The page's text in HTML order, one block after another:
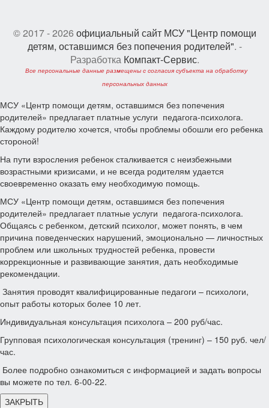
© 2017 - 2026 официальный сайт МСУ "Центр помощи
детям, оставшимся без попечения родителей". -
Разработка Компакт-Сервис.
Все персональные данные размещены с согласия субъекта на обработку
персональных данных
МСУ «Центр помощи детям, оставшимся без попечения
родителей» предлагает платные услуги педагога-психолога.
Каждому родителю хочется, чтобы проблемы обошли его ребенка
стороной!
На пути взросления ребенок сталкивается с неизбежными
возрастными кризисами, и не всегда родителям удается
своевременно оказать ему необходимую помощь.
МСУ «Центр помощи детям, оставшимся без попечения
родителей» предлагает платные услуги педагога-психолога.
Общаясь с ребенком, детский психолог, может понять, в чем
причина поведенческих нарушений, эмоционально — личностных
проблем или школьных трудностей ребенка, провести
коррекционные и развивающие занятия, дать необходимые
рекомендации.
Занятия проводят квалифицированные педагоги – психологи,
опыт работы которых более 10 лет.
Индивидуальная консультация психолога – 200 руб/час.
Групповая психологическая консультация (тренинг) – 150 руб. чел/
час.
Более подробно ознакомиться с информацией и задать вопросы
вы можете по тел. 6-00-22.
ЗАКРЫТЬ